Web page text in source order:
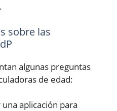
sobre las
algunas preguntas
de edad:
aplicación para